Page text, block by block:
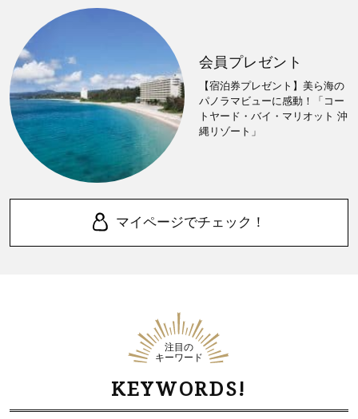
会員プレゼント
【宿泊券プレゼント】美ら海の
パノラマビューに感動！「コー
トヤード・バイ・マリオット 沖
縄リゾート」
マイページでチェック！
注目の
キーワード
KEYWORDS!